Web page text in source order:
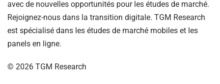
avec de nouvelles opportunités pour les études de marché.
Rejoignez-nous dans la transition digitale. TGM Research
est spécialisé dans les études de marché mobiles et les
panels en ligne.
© 2026 TGM Research